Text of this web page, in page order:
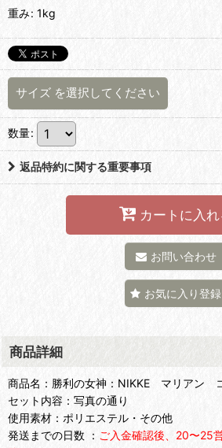
重み: 1kg
サイズ を選択してください
数量:
返品特約に関する重要事項
カートに入れ
お問い合わせ
お気に入り登録
商品詳細
商品名：勝利の女神：NIKKE マリアン
セット内容：写真の通り
使用素材：ポリエステル・その他
発送までの日数 ： ご入金確認後、20〜25